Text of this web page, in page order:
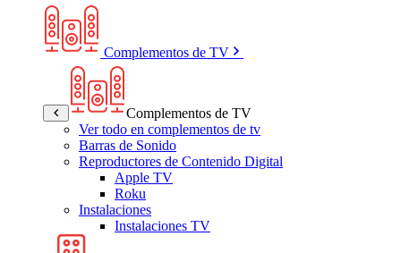
Complementos de TV
Complementos de TV
Ver todo en complementos de tv
Barras de Sonido
Reproductores de Contenido Digital
Apple TV
Roku
Instalaciones
Instalaciones TV